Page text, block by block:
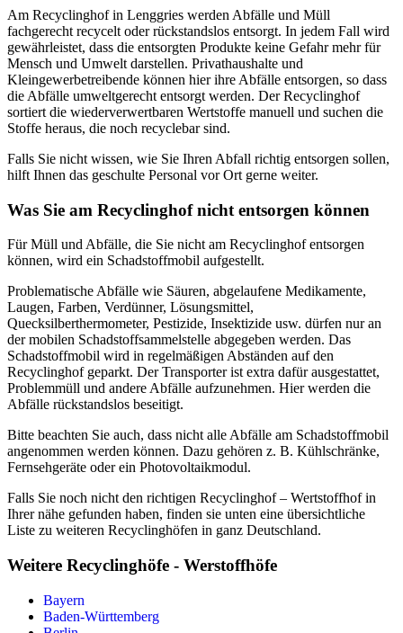
Am Recyclinghof in Lenggries werden Abfälle und Müll
fachgerecht recycelt oder rückstandslos entsorgt. In jedem Fall wird
gewährleistet, dass die entsorgten Produkte keine Gefahr mehr für
Mensch und Umwelt darstellen. Privathaushalte und
Kleingewerbetreibende können hier ihre Abfälle entsorgen, so dass
die Abfälle umweltgerecht entsorgt werden. Der Recyclinghof
sortiert die wiederverwertbaren Wertstoffe manuell und suchen die
Stoffe heraus, die noch recyclebar sind.
Falls Sie nicht wissen, wie Sie Ihren Abfall richtig entsorgen sollen,
hilft Ihnen das geschulte Personal vor Ort gerne weiter.
Was Sie am Recyclinghof nicht entsorgen können
Für Müll und Abfälle, die Sie nicht am Recyclinghof entsorgen
können, wird ein Schadstoffmobil aufgestellt.
Problematische Abfälle wie Säuren, abgelaufene Medikamente,
Laugen, Farben, Verdünner, Lösungsmittel,
Quecksilberthermometer, Pestizide, Insektizide usw. dürfen nur an
der mobilen Schadstoffsammelstelle abgegeben werden. Das
Schadstoffmobil wird in regelmäßigen Abständen auf den
Recyclinghof geparkt. Der Transporter ist extra dafür ausgestattet,
Problemmüll und andere Abfälle aufzunehmen. Hier werden die
Abfälle rückstandslos beseitigt.
Bitte beachten Sie auch, dass nicht alle Abfälle am Schadstoffmobil
angenommen werden können. Dazu gehören z. B. Kühlschränke,
Fernsehgeräte oder ein Photovoltaikmodul.
Falls Sie noch nicht den richtigen Recyclinghof – Wertstoffhof in
Ihrer nähe gefunden haben, finden sie unten eine übersichtliche
Liste zu weiteren Recyclinghöfen in ganz Deutschland.
Weitere Recyclinghöfe - Werstoffhöfe
Bayern
Baden-Württemberg